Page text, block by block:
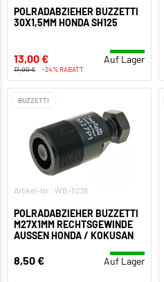
POLRADABZIEHER BUZZETTI
30X1,5MM HONDA SH125
13,00 € Auf Lager
17,00 € -24% RABATT
BUZZETTI
Artikel-Nr.: WB-5238
POLRADABZIEHER BUZZETTI
M27X1MM RECHTSGEWINDE
AUSSEN HONDA / KOKUSAN
8,50 € Auf Lager